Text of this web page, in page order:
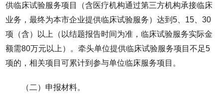
供临床试验服务项目（含医疗机构通过第三方机构承接临床
业务，最终为本市企业提供临床试验服务）达到5、15、30
项（含）以上（以结题报告时间为准，临床试验服务实际金
额需80万元以上）。牵头单位提供临床试验服务项目不足5
项的，相关项目可累计到参与单位临床服务项目。
（二）申报材料。